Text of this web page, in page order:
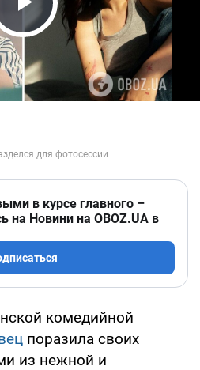
Video
в курсе главного –
на Новини на OBOZ.UA в
комедийной
поразила своих
из нежной и